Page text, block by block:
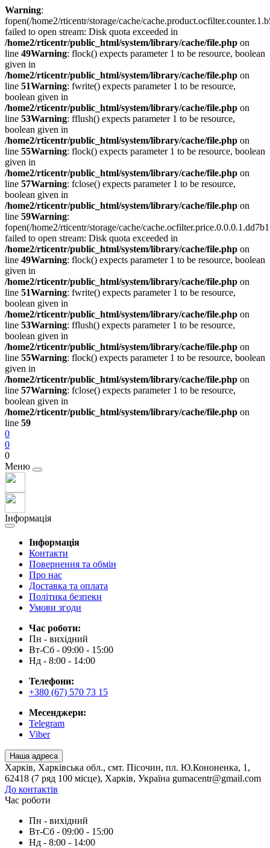
Warning:
fopen(/home2/rticentr/storage/cache/
failed to open stream: Disk quota exceeded in
/home2/rticentr/public_html/system/library/cache/file.php on
line 49Warning: flock() expects parameter 1 to be resource, boolean
given in
/home2/rticentr/public_html/system/library/cache/file.php on
line 51Warning: fwrite() expects parameter 1 to be resource,
boolean given in
/home2/rticentr/public_html/system/library/cache/file.php on
line 53Warning: fflush() expects parameter 1 to be resource,
boolean given in
/home2/rticentr/public_html/system/library/cache/file.php on
line 55Warning: flock() expects parameter 1 to be resource, boolean
given in
/home2/rticentr/public_html/system/library/cache/file.php on
line 57Warning: fclose() expects parameter 1 to be resource,
boolean given in
/home2/rticentr/public_html/system/library/cache/file.php on
line 59Warning:
fopen(/home2/rticentr/storage/cache/
failed to open stream: Disk quota exceeded in
/home2/rticentr/public_html/system/library/cache/file.php on
line 49Warning: flock() expects parameter 1 to be resource, boolean
given in
/home2/rticentr/public_html/system/library/cache/file.php on
line 51Warning: fwrite() expects parameter 1 to be resource,
boolean given in
/home2/rticentr/public_html/system/library/cache/file.php on
line 53Warning: fflush() expects parameter 1 to be resource,
boolean given in
/home2/rticentr/public_html/system/library/cache/file.php on
line 55Warning: flock() expects parameter 1 to be resource, boolean
given in
/home2/rticentr/public_html/system/library/cache/file.php on
line 57Warning: fclose() expects parameter 1 to be resource,
boolean given in
/home2/rticentr/public_html/system/library/cache/file.php on
line 59
0
0
0
Меню
Інформація
Інформація
Контакти
Повернення та обмін
Про нас
Доставка та оплата
Політика безпеки
Умови згоди
Час роботи:
Пн - вихідний
Вт-Сб - 09:00 - 15:00
Нд - 8:00 - 14:00
Телефони:
+380 (67) 570 73 15
Месенджери:
Telegram
Viber
Наша адреса
Харків, Харківська обл., смт. Пісочин, пл. Ю.Кононенка, 1,
62418 (7 ряд 100 місце), Харків, Україна gumacentr@gmail.com
До контактів
Час роботи
Пн - вихідний
Вт-Сб - 09:00 - 15:00
Нд - 8:00 - 14:00